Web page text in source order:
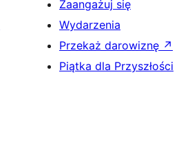
Zaangażuj się
Wydarzenia
Przekaż darowiznę ↗
Piątka dla Przyszłości